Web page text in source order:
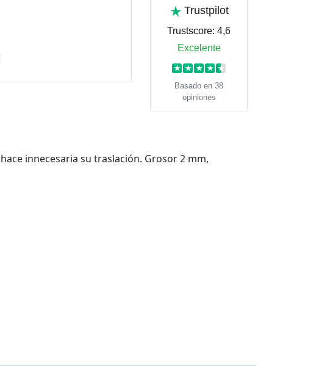
Trustpilot
Trustscore: 4,6
Excelente
★ ★ ★ ★ ★
Basado en 38
opiniones
innecesaria su traslación. Grosor 2 mm,